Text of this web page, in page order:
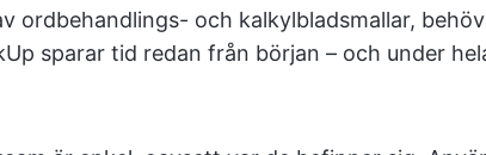
ordbehandlings- och kalkylbladsmallar,
sparar tid redan från början – och under